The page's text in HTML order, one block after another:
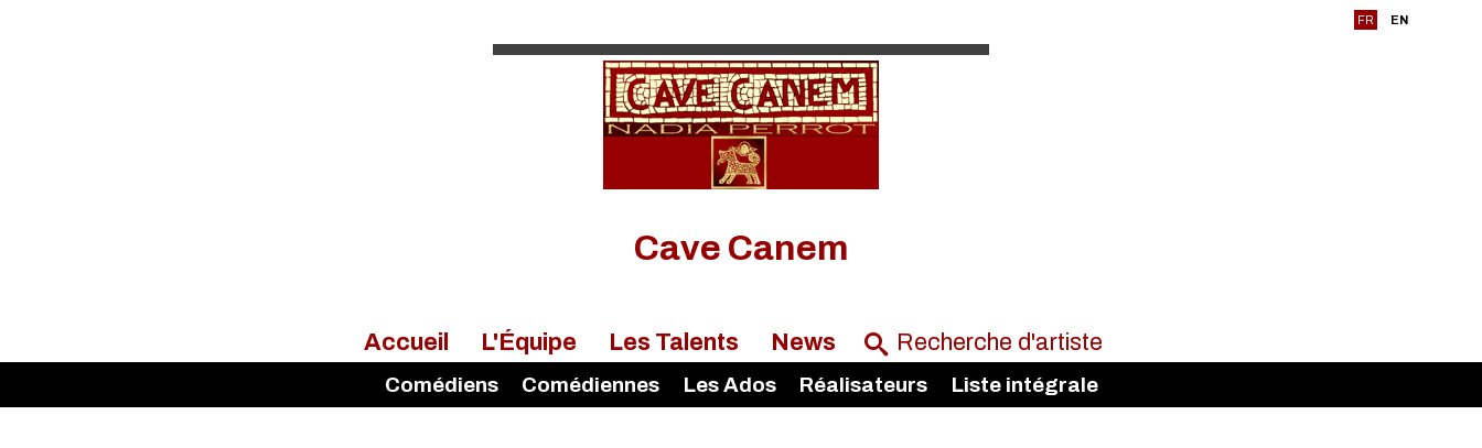
FR EN
Cave Canem
Accueil L'Équipe Les Talents
Comédiens Comédiennes Les Ados Réalisateurs Liste intégrale
News